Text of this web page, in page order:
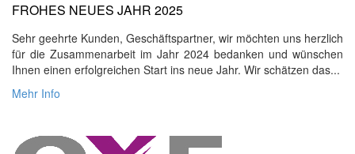
FROHES NEUES JAHR 2025
Sehr geehrte Kunden, Geschäftspartner, wir möchten uns herzlich
für die Zusammenarbeit im Jahr 2024 bedanken und wünschen
Ihnen einen erfolgreichen Start ins neue Jahr. Wir schätzen das...
Mehr Info